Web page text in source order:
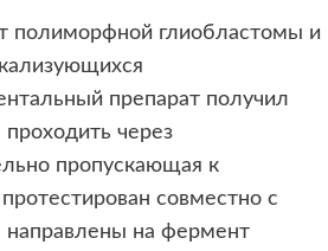
полиморфной глиобластомы и
препарат получил
через
пропускающая к
совместно с
направлены на фермент